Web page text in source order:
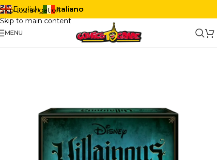
Skip to navigation
Skip to main content
English Italiano
MENU